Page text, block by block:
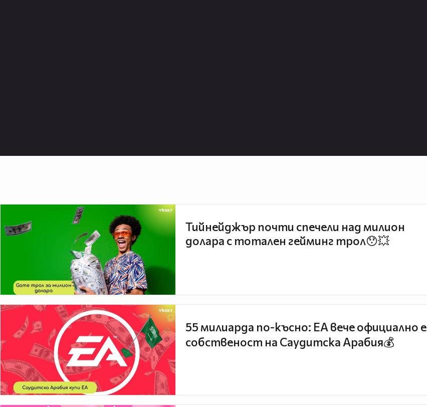
Тийнейджър почти спечели над милион
долара с тотален гейминг трол😯💥
55 милиарда по-късно: EA вече официално е
собственост на Саудитска Арабия💰